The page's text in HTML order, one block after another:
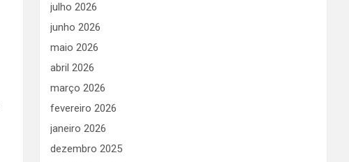
julho 2026
junho 2026
maio 2026
abril 2026
março 2026
fevereiro 2026
janeiro 2026
dezembro 2025